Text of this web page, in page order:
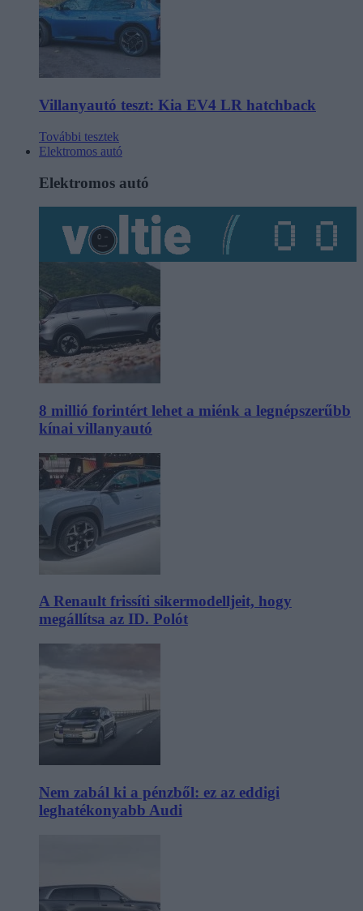
Villanyautó teszt: Kia EV4 LR hatchback
További tesztek
Elektromos autó
Elektromos autó
8 millió forintért lehet a miénk a legnépszerűbb
kínai villanyautó
A Renault frissíti sikermodelljeit, hogy
megállítsa az ID. Polót
Nem zabál ki a pénzből: ez az eddigi
leghatékonyabb Audi